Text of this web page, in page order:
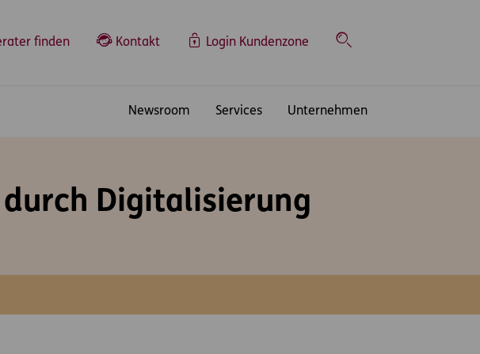
finden Kontakt Login Kundenzone
Suche
Newsroom Services Unternehmen
Digitalisierung